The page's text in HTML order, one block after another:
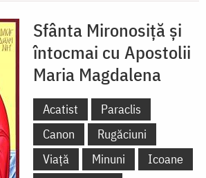
Sfânta Mironosiță și
întocmai cu Apostolii
Maria Magdalena
Acatist
Paraclis
Canon
Rugăciuni
Viață
Minuni
Icoane